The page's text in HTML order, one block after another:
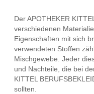
Der APOTHEKER
verschiedenen
Eigenschaften mit sich
verwendeten Stoffen
Mischgewebe. Jeder
und Nachteile, die bei
KITTEL
sollten.